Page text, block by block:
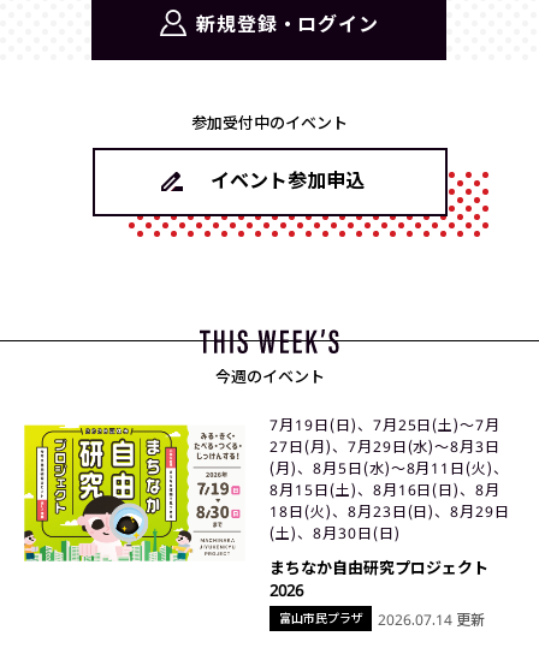
新規登録・ログイン
参加受付中のイベント
イベント参加申込
今週のイベント
富山市民プラザ
7月19日(日)、7月25日(土)〜7月
27日(月)、7月29日(水)〜8月3日
(月)、8月5日(水)〜8月11日(火)、
8月15日(土)、8月16日(日)、8月
18日(火)、8月23日(日)、8月29日
(土)、8月30日(日)
まちなか自由研究プロジェクト
2026
2026.07.14 更新